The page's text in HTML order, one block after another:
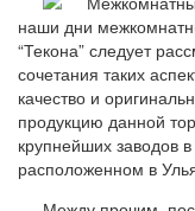
наши дни
“Текона” следует
сочетания таких
качество и
продукцию данной
крупнейших заводов
расположенном в